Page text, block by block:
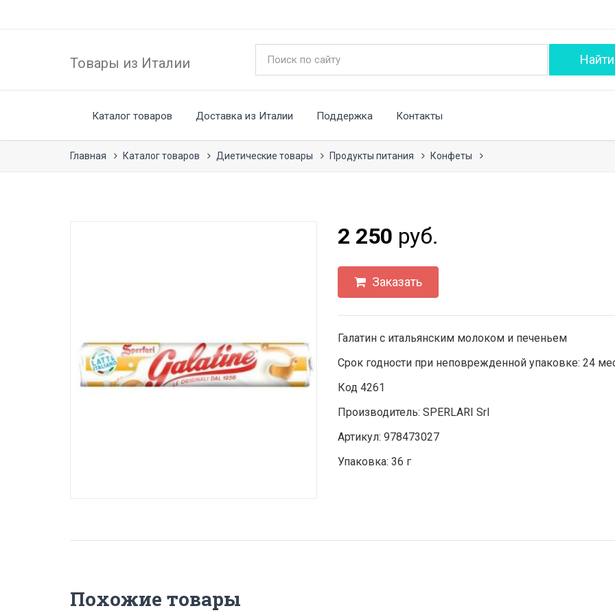
Товары из Италии
Каталог товаров Доставка из Италии Поддержка Контакты
Главная Каталог товаров Диетические товары Продукты питания Конфеты
2 250 руб.
Заказать
Галатин с итальянским молоком и печеньем
Срок годности при неповрежденной упаковке: 24
Код 4261
Производитель: SPERLARI Srl
Артикул: 978473027
Упаковка: 36 г
Похожие товары